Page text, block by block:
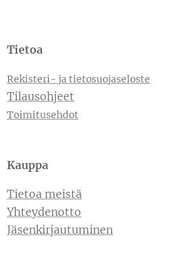
Tietoa
Rekisteri- ja tietosuojaseloste
Tilausohjeet
Toimitusehdot
Kauppa
Tietoa meistä
Yhteydenotto
Jäsenkirjautuminen